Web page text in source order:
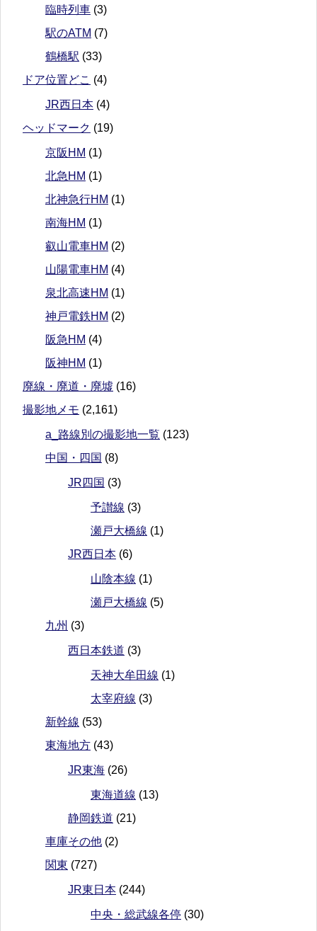
臨時列車 (3)
駅のATM (7)
鶴橋駅 (33)
ドア位置どこ (4)
JR西日本 (4)
ヘッドマーク (19)
京阪HM (1)
北急HM (1)
北神急行HM (1)
南海HM (1)
叡山電車HM (2)
山陽電車HM (4)
泉北高速HM (1)
神戸電鉄HM (2)
阪急HM (4)
阪神HM (1)
廃線・廃道・廃墟 (16)
撮影地メモ (2,161)
a_路線別の撮影地一覧 (123)
中国・四国 (8)
JR四国 (3)
予讃線 (3)
瀬戸大橋線 (1)
JR西日本 (6)
山陰本線 (1)
瀬戸大橋線 (5)
九州 (3)
西日本鉄道 (3)
天神大牟田線 (1)
太宰府線 (3)
新幹線 (53)
東海地方 (43)
JR東海 (26)
東海道線 (13)
静岡鉄道 (21)
車庫その他 (2)
関東 (727)
JR東日本 (244)
中央・総武線各停 (30)